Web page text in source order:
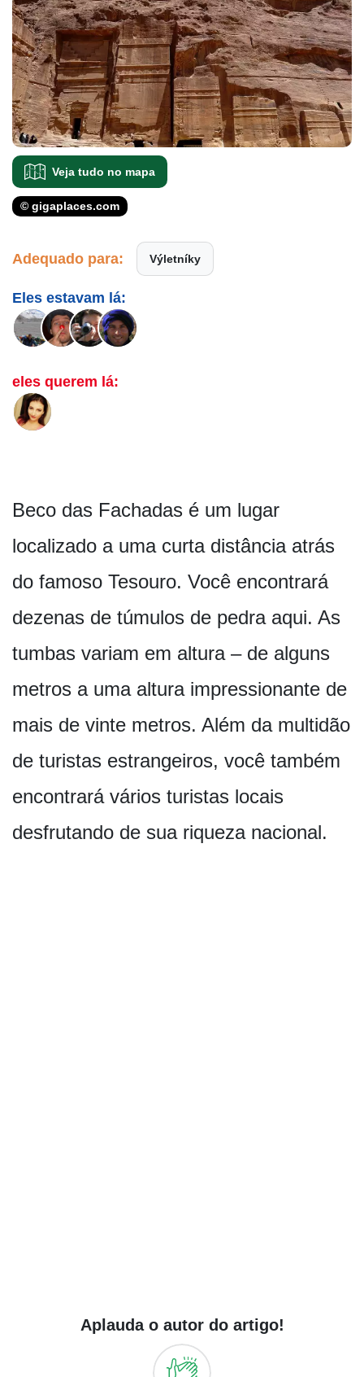
Veja tudo no mapa
© gigaplaces.com
Adequado para: Výletníky
Eles estavam lá:
eles querem lá:
Beco das Fachadas é um lugar
localizado a uma curta distância atrás
do famoso Tesouro. Você encontrará
dezenas de túmulos de pedra aqui. As
tumbas variam em altura – de alguns
metros a uma altura impressionante de
mais de vinte metros. Além da multidão
de turistas estrangeiros, você também
encontrará vários turistas locais
desfrutando de sua riqueza nacional.
Aplauda o autor do artigo!